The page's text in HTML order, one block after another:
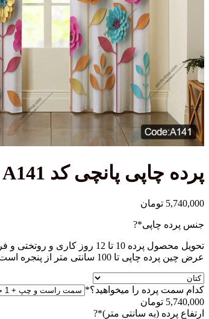
پرده چاپی پانچی کد A141 + یک پنل حریر پانچی رایگان
5,740,000 تومان
جنس پرده چاپی*
(required)
?
تحویل محصول پرده 10 تا 12 روز کاری و روتختی و فرشینه 14 تا 17 روز کاری میباشد.
عرض چین پرده چاپی تا 100 سانتی متر از پنجره است.
کدام سمت پرده را میخواهید؟*
(required)
5,740,000 تومان
ارتفاع پرده (به سانتی متر)*
(required)
?